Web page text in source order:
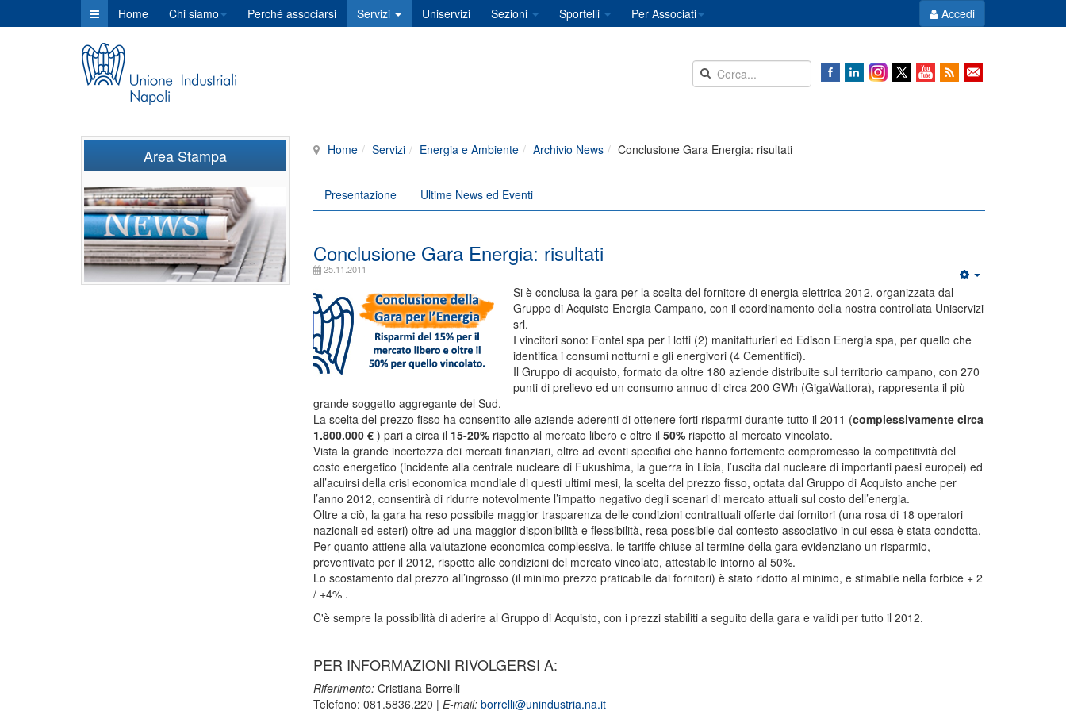
Home Chi siamo Perché associarsi Servizi Uniservizi Sezioni Sportelli Per Associati Accedi
Home Servizi Energia e Ambiente Archivio News Conclusione Gara Energia: risultati
Presentazione Ultime News ed Eventi
Conclusione Gara Energia: risultati
25.11.2011
Si è conclusa la gara per la scelta del fornitore di energia elettrica 2012, organizzata dal
Gruppo di Acquisto Energia Campano, con il coordinamento della nostra controllata Uniservizi
srl.
I vincitori sono: Fontel spa per i lotti (2) manifatturieri ed Edison Energia spa, per quello che
identifica i consumi notturni e gli energivori (4 Cementifici).
Il Gruppo di acquisto, formato da oltre 180 aziende distribuite sul territorio campano, con 270
punti di prelievo ed un consumo annuo di circa 200 GWh (GigaWattora), rappresenta il più
grande soggetto aggregante del Sud.
La scelta del prezzo fisso ha consentito alle aziende aderenti di ottenere forti risparmi durante tutto il 2011 (complessivamente circa
1.800.000 € ) pari a circa il 15-20%rispetto al mercato libero e oltre il 50%rispetto al mercato vincolato.
Vista la grande incertezza dei mercati finanziari, oltre ad eventi specifici che hanno fortemente compromesso la competitività del
costo energetico (incidente alla centrale nucleare di Fukushima, la guerra in Libia, l’uscita dal nucleare di importanti paesi europei) ed
all’acuirsi della crisi economica mondiale di questi ultimi mesi, la scelta del prezzo fisso, optata dal Gruppo di Acquisto anche per
l’anno 2012, consentirà di ridurre notevolmente l’impatto negativo degli scenari di mercato attuali sul costo dell’energia.
Oltre a ciò, la gara ha reso possibile maggior trasparenza delle condizioni contrattuali offerte dai fornitori (una rosa di 18 operatori
nazionali ed esteri) oltre ad una maggior disponibilità e flessibilità, resa possibile dal contesto associativo in cui essa è stata condotta.
Per quanto attiene alla valutazione economica complessiva, le tariffe chiuse al termine della gara evidenziano un risparmio,
preventivato per il 2012, rispetto alle condizioni del mercato vincolato, attestabile intorno al 50%.
Lo scostamento dal prezzo all’ingrosso (il minimo prezzo praticabile dai fornitori) è stato ridotto al minimo, e stimabile nella forbice + 2
/ +4% .
C'è sempre la possibilità di aderire al Gruppo di Acquisto, con i prezzi stabiliti a seguito della gara e validi per tutto il 2012.
PER INFORMAZIONI RIVOLGERSI A:
Riferimento:Cristiana Borrelli
Telefono: 081.5836.220 | E-mail: borrelli@unindustria.na.it
Area Stampa